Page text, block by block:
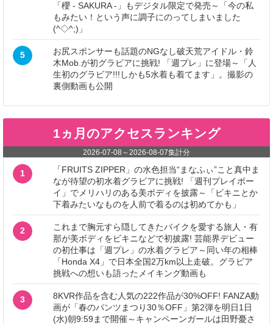
「櫻 - SAKURA -」もデジタル限定で発売～「今の私
もみたい！という声に調子にのってしまいました
(^◇^;)」
5
お尻スポンサーも話題のNGなし破天荒アイドル・鈴
木Mob.が初グラビアに挑戦! 「週プレ」に登場～「人
生初のグラビア!!!しかも5水着も着てます」。撮影の
裏側動画も公開
1ヵ月のアクセスランキング
2026-07-08 ～2026-08-07集計分
1
「FRUITS ZIPPER」の水色担当“まなふぃ”こと真中ま
なが待望の初水着グラビアに挑戦! 「週刊プレイボー
イ」でメリハリのある美ボディを披露～「ビキニとか
下着みたいなものを人前で着るのは初めてかも」
2
これまで胸元すら隠してきたバイクを愛する旅人・有
那が美ボディをビキニなどで初披露! 芸能界デビュー
の初仕事は「週プレ」の水着グラビア～同い年の相棒
「Honda X4」で日本全国2万km以上走破。グラビア
挑戦への想いも語ったメイキング動画も
3
8KVR作品を含む人気の222作品が30%OFF! FANZA動
画が「春のパンツまつり30％OFF」第2弾を明日1日
(水)朝9:59まで開催～キャンペーンガールは田野憂さ